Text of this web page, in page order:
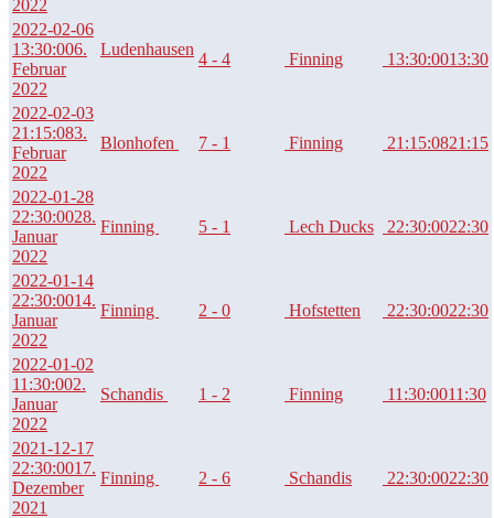
2022
2022-02-06
13:30:006.
Februar
2022
Ludenhausen
4 - 4 Finning 13:30:0013:30
2022-02-03
21:15:083.
Februar
2022
Blonhofen 7 - 1 Finning 21:15:0821:15
2022-01-28
22:30:0028.
Januar
2022
Finning 5 - 1 Lech Ducks 22:30:0022:30
2022-01-14
22:30:0014.
Januar
2022
Finning 2 - 0 Hofstetten 22:30:0022:30
2022-01-02
11:30:002.
Januar
2022
Schandis 1 - 2 Finning 11:30:0011:30
2021-12-17
22:30:0017.
Dezember
2021
Finning 2 - 6 Schandis 22:30:0022:30